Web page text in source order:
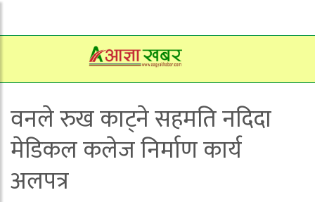
वनले रुख काट्ने सहमति नदिदा
मेडिकल कलेज निर्माण कार्य
अलपत्र